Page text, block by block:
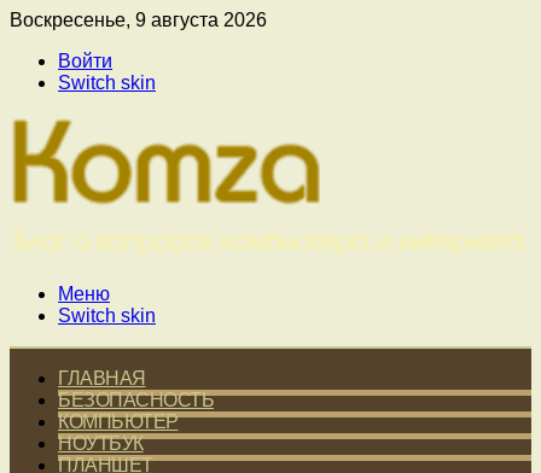
Воскресенье, 9 августа 2026
Войти
Switch skin
Меню
Switch skin
ГЛАВНАЯ
БЕЗОПАСНОСТЬ
КОМПЬЮТЕР
НОУТБУК
ПЛАНШЕТ